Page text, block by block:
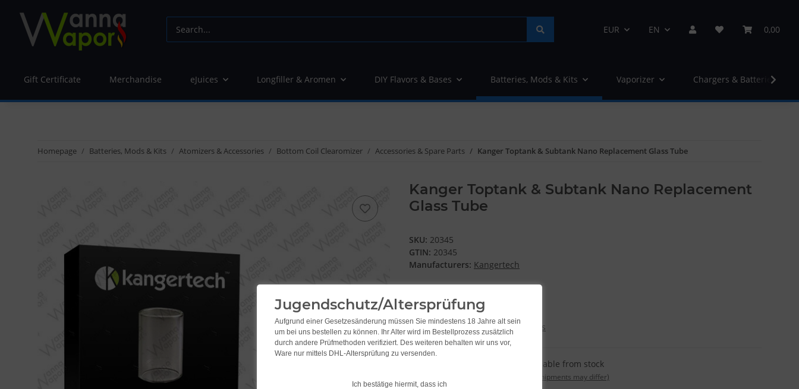
EUR EN 0,00
Gift Certificate Merchandise eJuices Longfiller & Aromen DIY Flavors & Bases Batteries, Mods & Kits Vaporizer Chargers & Batteries
Homepage Batteries, Mods & Kits Atomizers & Accessories Bottom Coil Clearomizer Accessories & Spare Parts Kanger Toptank & Subtank Nano Replacement Glass Tube
Kanger Toptank & Subtank Nano Replacement
Glass Tube
SKU: 20345
GTIN: 20345
Manufacturers: Kangertech
3,95
incl. 19% VAT , plusshipping costs
Delivery status: Immediately available from stock
(DE - int. shipments may differ)
Jugendschutz/Altersprüfung
Aufgrund einer Gesetzesänderung müssen Sie mindestens 18 Jahre alt sein
um bei uns bestellen zu können. Ihr Alter wird im Bestellprozess zusätzlich
durch andere Prüfmethoden verifiziert. Des weiteren behalten wir uns vor,
Ware nur mittels DHL-Altersprüfung zu versenden.
Ich bestätige hiermit, dass ich